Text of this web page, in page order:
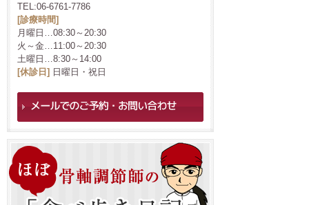
TEL:06-6761-7786
[診療時間]
月曜日…08:30～20:30
火～金…11:00～20:30
土曜日…8:30～14:00
[休診日] 日曜日・祝日